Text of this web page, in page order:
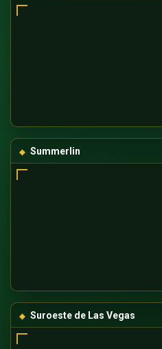
Summerlin
Suroeste de Las Vegas